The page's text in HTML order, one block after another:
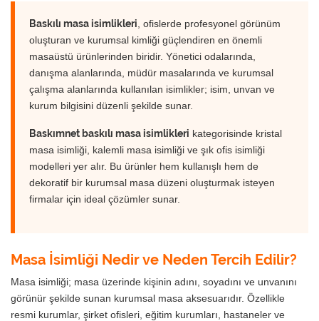
Baskılı masa isimlikleri , ofislerde profesyonel görünüm
oluşturan ve kurumsal kimliği güçlendiren en önemli
masaüstü ürünlerinden biridir. Yönetici odalarında,
danışma alanlarında, müdür masalarında ve kurumsal
çalışma alanlarında kullanılan isimlikler; isim, unvan ve
kurum bilgisini düzenli şekilde sunar.
Baskımnet baskılı masa isimlikleri kategorisinde kristal
masa isimliği, kalemli masa isimliği ve şık ofis isimliği
modelleri yer alır. Bu ürünler hem kullanışlı hem de
dekoratif bir kurumsal masa düzeni oluşturmak isteyen
firmalar için ideal çözümler sunar.
Masa İsimliği Nedir ve Neden Tercih Edilir?
Masa isimliği; masa üzerinde kişinin adını, soyadını ve unvanını
görünür şekilde sunan kurumsal masa aksesuarıdır. Özellikle
resmi kurumlar, şirket ofisleri, eğitim kurumları, hastaneler ve